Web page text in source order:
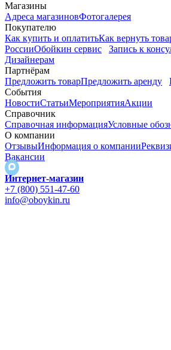
Магазины
Адреса магазиновФотогалерея
Покупателю
Как купить и оплатитьКак вернуть
РоссииОбойкин сервис Запись к
Дизайнерам
Партнёрам
Предложить товарПредложить аренду
События
НовостиСтатьиМероприятияАкции
Справочник
Справочная информацияУсловные
О компании
ОтзывыИнформация о компании
Вакансии
Интернет-магазин
+7 (800) 551-47-60
info@oboykin.ru